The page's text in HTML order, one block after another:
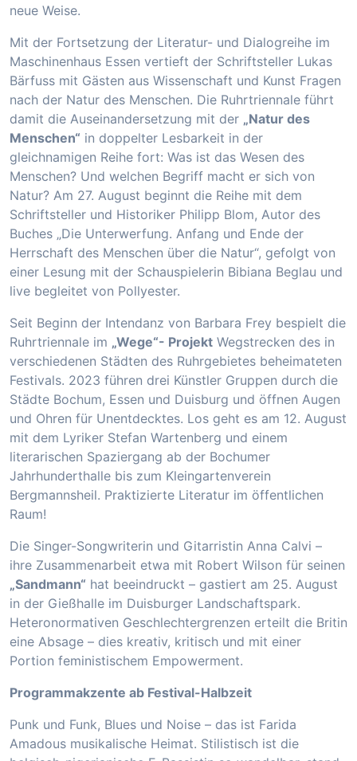
neue Weise.
Mit der Fortsetzung der Literatur- und Dialogreihe im
Maschinenhaus Essen vertieft der Schriftsteller Lukas
Bärfuss mit Gästen aus Wissenschaft und Kunst Fragen
nach der Natur des Menschen. Die Ruhrtriennale führt
damit die Auseinandersetzung mit der „Natur des
Menschen“ in doppelter Lesbarkeit in der
gleichnamigen Reihe fort: Was ist das Wesen des
Menschen? Und welchen Begriff macht er sich von
Natur? Am 27. August beginnt die Reihe mit dem
Schriftsteller und Historiker Philipp Blom, Autor des
Buches „Die Unterwerfung. Anfang und Ende der
Herrschaft des Menschen über die Natur“, gefolgt von
einer Lesung mit der Schauspielerin Bibiana Beglau und
live begleitet von Pollyester.
Seit Beginn der Intendanz von Barbara Frey bespielt die
Ruhrtriennale im „Wege“- Projekt Wegstrecken des in
verschiedenen Städten des Ruhrgebietes beheimateten
Festivals. 2023 führen drei Künstler Gruppen durch die
Städte Bochum, Essen und Duisburg und öffnen Augen
und Ohren für Unentdecktes. Los geht es am 12. August
mit dem Lyriker Stefan Wartenberg und einem
literarischen Spaziergang ab der Bochumer
Jahrhunderthalle bis zum Kleingartenverein
Bergmannsheil. Praktizierte Literatur im öffentlichen
Raum!
Die Singer-Songwriterin und Gitarristin Anna Calvi –
ihre Zusammenarbeit etwa mit Robert Wilson für seinen
„Sandmann“ hat beeindruckt – gastiert am 25. August
in der Gießhalle im Duisburger Landschaftspark.
Heteronormativen Geschlechtergrenzen erteilt die Britin
eine Absage – dies kreativ, kritisch und mit einer
Portion feministischem Empowerment.
Programmakzente ab Festival-Halbzeit
Punk und Funk, Blues und Noise – das ist Farida
Amadous musikalische Heimat. Stilistisch ist die